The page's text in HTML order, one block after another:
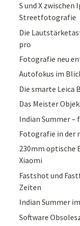
S und X zwischen
Streetfotografie
Die
pro
Fotografie neu
Autofokus im
Die smarte Leica
Das Meister
Indian Summer
Fotografie in der
230mm optische
Xiaomi
Fastshot und
Zeiten
Indian Summer
Software